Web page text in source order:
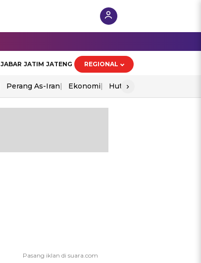
JABAR JATIM JATENG REGIONAL
Perang As-Iran Ekonomi Hut Ri
›